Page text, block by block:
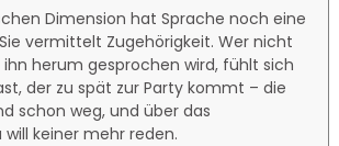
Dimension hat Sprache noch eine
vermittelt Zugehörigkeit. Wer nicht
herum gesprochen wird, fühlt sich
der zu spät zur Party kommt – die
schon weg, und über das
keiner mehr reden.